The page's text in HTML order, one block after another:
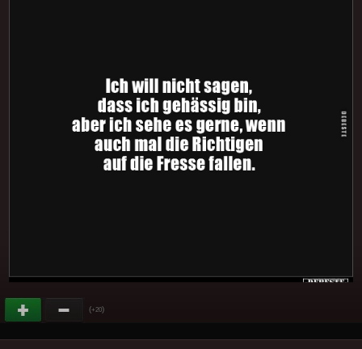
(+20)